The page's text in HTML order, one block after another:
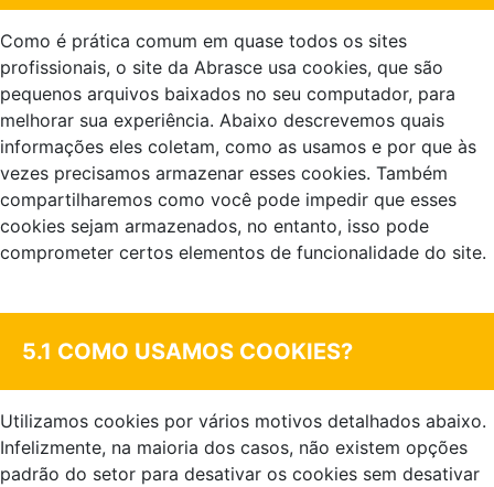
Como é prática comum em quase todos os sites
profissionais, o site da Abrasce usa cookies, que são
pequenos arquivos baixados no seu computador, para
melhorar sua experiência. Abaixo descrevemos quais
informações eles coletam, como as usamos e por que às
vezes precisamos armazenar esses cookies. Também
compartilharemos como você pode impedir que esses
cookies sejam armazenados, no entanto, isso pode
comprometer certos elementos de funcionalidade do site.
5.1 COMO USAMOS COOKIES?
Utilizamos cookies por vários motivos detalhados abaixo.
Infelizmente, na maioria dos casos, não existem opções
padrão do setor para desativar os cookies sem desativar